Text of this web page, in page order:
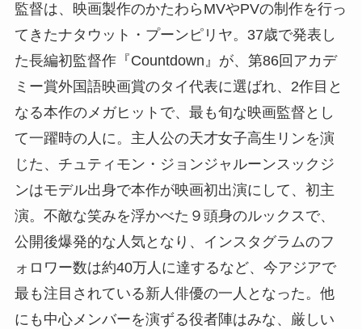
監督は、映画製作のかたわらMVやPVの制作を行っ
てきたナタウット・プーンピリヤ。37歳で発表し
た長編初監督作『Countdown』が、第86回アカデ
ミー賞外国語映画賞のタイ代表に選ばれ、2作目と
なる本作のメガヒットで、最も旬な映画監督とし
て一躍時の人に。主人公の天才女子高生リンを演
じた、チュティモン・ジョンジャルーンスックジ
ンはモデル出身で本作が映画初出演にして、初主
演。不敵な笑みを浮かべた９頭身のルックスで、
公開後爆発的な人気となり、インスタグラムのフ
ォロワー数は約40万人に達するなど、今アジアで
最も注目されている新人俳優の一人となった。他
にも中心メンバーを演ずる役者陣はみな、厳しい